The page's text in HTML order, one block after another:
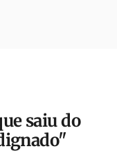
saiu do